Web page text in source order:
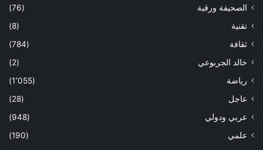
الصحيفة ورقية
(76)
تقنية
(8)
ثقافة
(784)
خالد الجربوعي
(2)
رياضة
(1٬055)
عاجل
(28)
عربي ودولي
(948)
علمي
(190)